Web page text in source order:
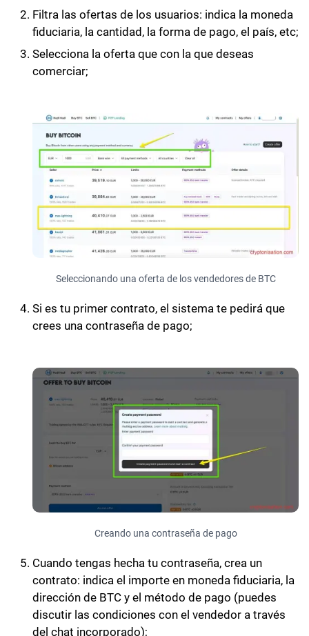
Filtra las ofertas de los usuarios: indica la moneda
fiduciaria, la cantidad, la forma de pago, el país, etc;
Selecciona la oferta que con la que deseas
comerciar;
Seleccionando una oferta de los vendedores de BTC
Si es tu primer contrato, el sistema te pedirá que
crees una contraseña de pago;
Creando una contraseña de pago
Cuando tengas hecha tu contraseña, crea un
contrato: indica el importe en moneda fiduciaria, la
dirección de BTC y el método de pago (puedes
discutir las condiciones con el vendedor a través
del chat incorporado);